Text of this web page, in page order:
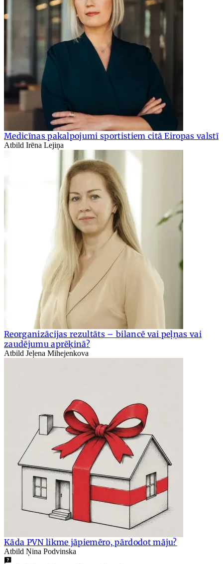
Medicīnas pakalpojumi sportistiem citā Eiropas valstī
Atbild Irēna Lejiņa
Reorganizācijas rezultāts – bilancē vai peļņas vai
zaudējumu aprēķinā?
Atbild Jeļena Mihejenkova
Kāda PVN likme jāpiemēro, pārdodot māju?
Atbild Ņina Podvinska